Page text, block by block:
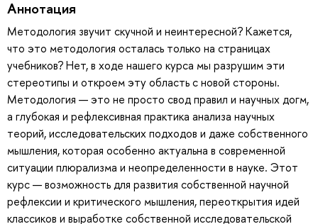
Аннотация
Методология звучит скучной и неинтересной? Кажется,
что это методология осталась только на страницах
учебников? Нет, в ходе нашего курса мы разрушим эти
стереотипы и откроем эту область с новой стороны.
Методология — это не просто свод правил и научных догм,
а глубокая и рефлексивная практика анализа научных
теорий, исследовательских подходов и даже собственного
мышления, которая особенно актуальна в современной
ситуации плюрализма и неопределенности в науке. Этот
курс — возможность для развития собственной научной
рефлексии и критического мышления, переоткрытия идей
классиков и выработке собственной исследовательской